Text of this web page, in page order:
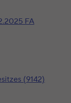
FA
(9142)